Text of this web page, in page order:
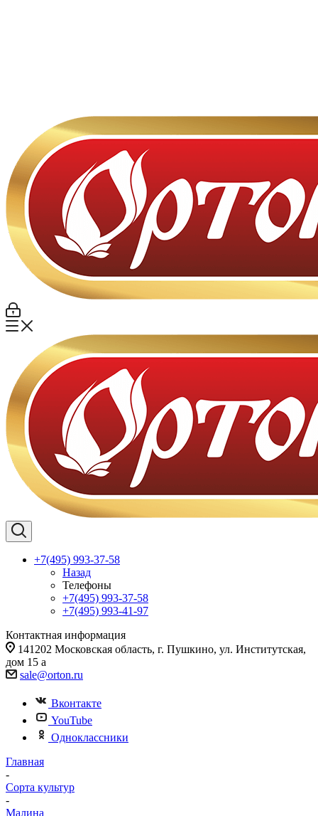
+7(495) 993-37-58
Назад
Телефоны
+7(495) 993-37-58
+7(495) 993-41-97
Контактная информация
141202 Московская область, г. Пушкино, ул. Институтская,
дом 15 а
sale@orton.ru
Вконтакте
YouTube
Одноклассники
Главная
-
Сорта культур
-
Малина